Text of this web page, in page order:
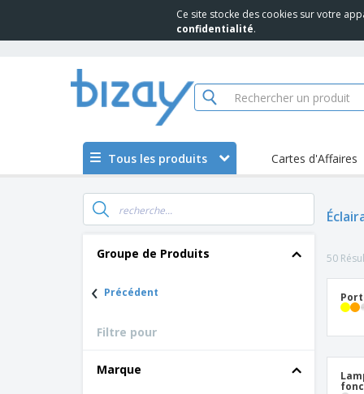
Ce site stocke des cookies sur votre
confidentialité.
Tous les produits Cartes d'Affaires
Groupe de Produits
‹ Précédent
Filtre pour
Marque
50